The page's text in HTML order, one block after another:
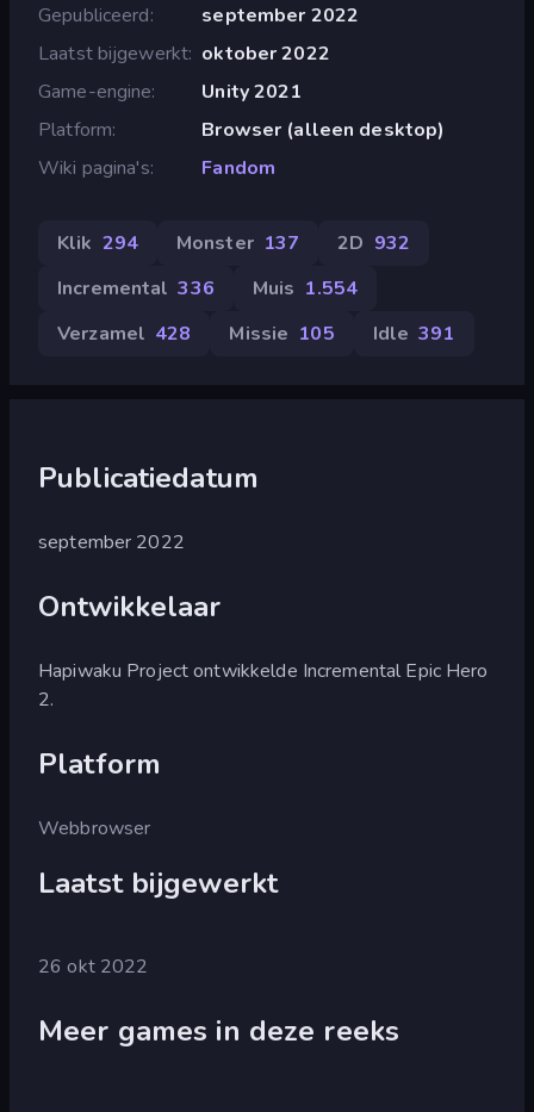
Gepubliceerd
september 2022
Laatst bijgewerkt oktober 2022
Game-engine
Unity 2021
Platform
Browser (alleen desktop)
Wiki pagina's
Fandom
Klik 294 Monster 137 2D 932
Incremental 336 Muis 1.554
Verzamel 428 Missie 105 Idle 391
Publicatiedatum
september 2022
Ontwikkelaar
Hapiwaku Project ontwikkelde Incremental Epic Hero
2.
Platform
Webbrowser
Laatst bijgewerkt
26 okt 2022
Meer games in deze reeks